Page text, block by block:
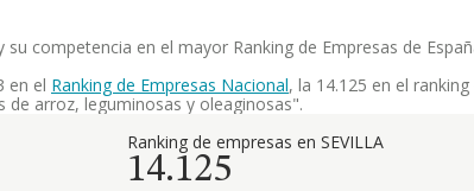
competencia en el mayor Ranking de Empresas de
en el Ranking de Empresas Nacional, la 14.125 en el
de arroz, leguminosas y oleaginosas".
Ranking de empresas en SEVILLA
14.125